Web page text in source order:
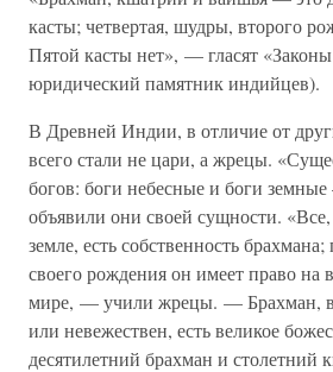
касты; четвертая, шудры, второго
Пятой касты нет», — гласят
юридический памятник индийцев).
В Древней Индии, в отличие от
всего стали не цари, а жрецы.
богов: боги небесные и боги
объявили они своей сущности. «Все,
земле, есть собственность
своего рождения он имеет право на
мире, — учили жрецы. — Брахман,
или невежествен, есть великое
десятилетний брахман и столетний